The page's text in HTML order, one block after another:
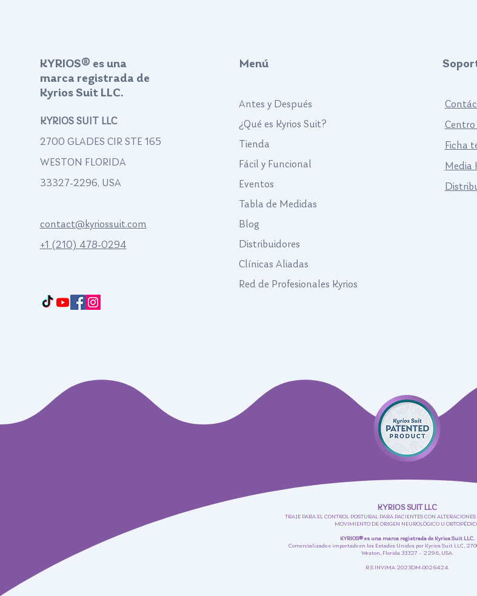
KYRIOS® es una
marca registrada de
Kyrios Suit LLC.
KYRIOS SUIT LLC
2700 GLADES CIR STE 165
WESTON FLORIDA
33327-2296, USA
contact@kyriossuit.com
+1 (210) 478-0294
Menú
Antes y Después
¿Qué es Kyrios Suit?
Tienda
Fácil y Funcional
Eventos
Tabla de Medidas
Blog
Distribuidores
Clínicas Aliadas
Red de Profesionales Kyrios
Centro
Ficha
Media
KYRIOS SUIT LLC
TRAJE PARA EL CONTROL POSTURAL PARA PACIENTES CON
MOVIMIENTO DE ORIGEN NEUROLÓGICO U
KYRIOS® es una marca registrada de Kyrios Suit LLC.
Comercializado e importado en los Estados Unidos por Kyrios Suit LLC,
Weston, Florida 33327 – 2296, USA.
R.S INVIMA 2023DM-0026424.